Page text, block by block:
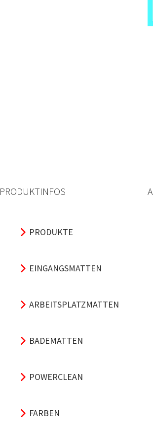
PRODUKTINFOS
PRODUKTE
EINGANGSMATTEN
ARBEITSPLATZMATTEN
BADEMATTEN
POWERCLEAN
FARBEN